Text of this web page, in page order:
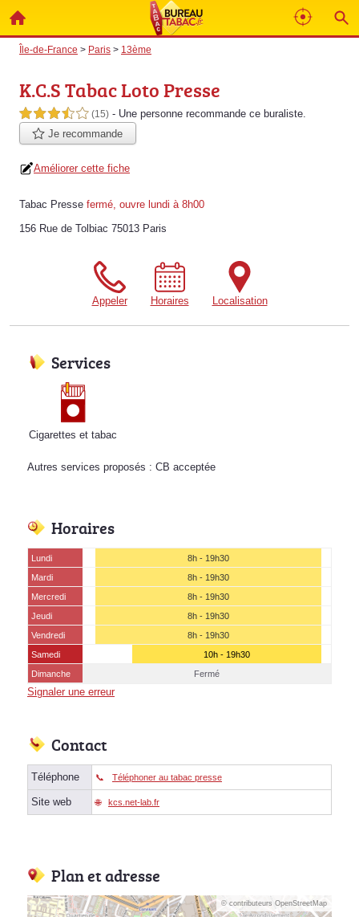
Île-de-France > Paris > 13ème
K.C.S Tabac Loto Presse
3,5 étoiles sur 5 (15) - Une personne recommande ce buraliste.
Je recommande
Améliorer cette fiche
Tabac Presse fermé, ouvre lundi à 8h00
156 Rue de Tolbiac 75013 Paris
Appeler Horaires Localisation
Services
Cigarettes et tabac
Autres services proposés : CB acceptée
Horaires
Lundi
8h - 19h30
Mardi
8h - 19h30
Mercredi
8h - 19h30
Jeudi
8h - 19h30
Vendredi
8h - 19h30
Samedi
10h - 19h30
Dimanche
Fermé
Signaler une erreur
Contact
Téléphone Téléphoner au tabac presse
Site web kcs.net-lab.fr
Plan et adresse
© contributeurs OpenStreetMap